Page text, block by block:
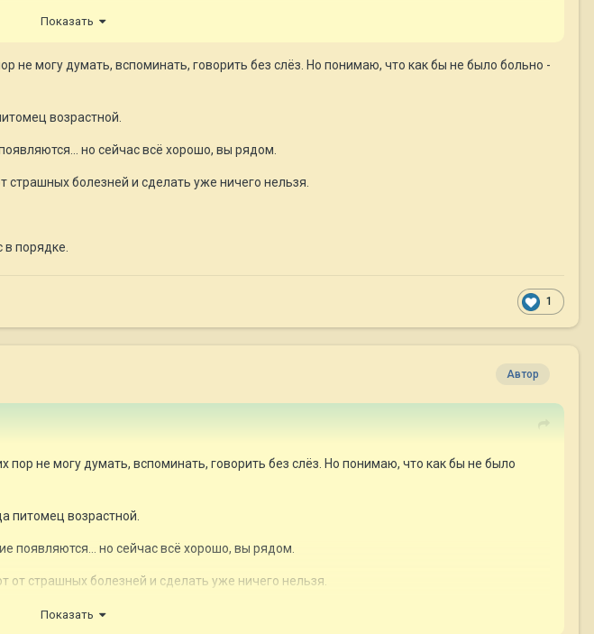
потерять любимого члена семьи, меня сильно выбила из колеи. Не была к этому готова.
собаку. Говорила, что никогда больше этого не сделаю. Чтобы в такой ситуации не
Показать
не могу думать, вспоминать, говорить без слёз. Но понимаю, что как бы не было больно -
возрастной.
но сейчас всё хорошо, вы рядом.
болезней и сделать уже ничего нельзя.
порядке.
1
Автор
не могу думать, вспоминать, говорить без слёз. Но понимаю, что как бы не было
питомец возрастной.
появляются... но сейчас всё хорошо, вы рядом.
от страшных болезней и сделать уже ничего нельзя.
Показать